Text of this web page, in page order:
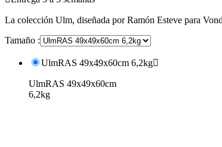
La colección Ulm, diseñada por Ramón Esteve para
Tamaño :
UlmRAS 49x49x60cm 6,2kg
UlmRAS 49x49x60cm
6,2kg